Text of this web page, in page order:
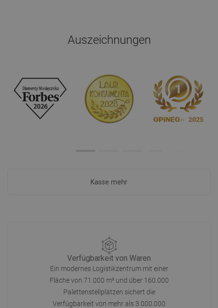
Auszeichnungen
Kasse mehr
Verfügbarkeit von Waren
Ein modernes Logistikzentrum mit einer
Fläche von 71.000 m² und über 160.000
Palettenstellplätzen sichert die
Verfügbarkeit von mehr als 3.000.000